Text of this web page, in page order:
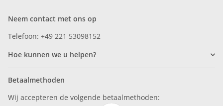
Neem contact met ons op
Telefoon: +49 221 53098152
Hoe kunnen we u helpen?
Betaalmethoden
Wij accepteren de volgende betaalmethoden: